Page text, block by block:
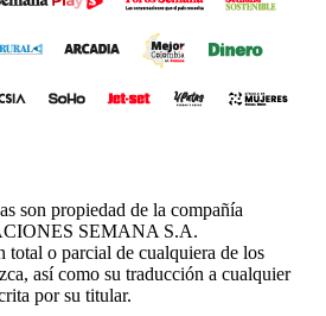
son propiedad de la compañía
SEMANA S.A.
total o parcial de cualquiera de los
así como su traducción a cualquier
por su titular.